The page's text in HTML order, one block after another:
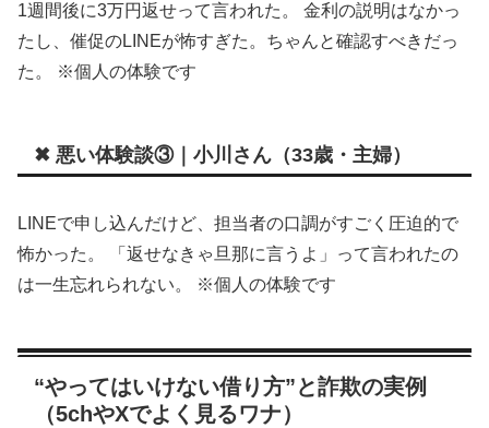
1週間後に3万円返せって言われた。 金利の説明はなかっ
たし、催促のLINEが怖すぎた。ちゃんと確認すべきだっ
た。 ※個人の体験です
✖ 悪い体験談③｜小川さん（33歳・主婦）
LINEで申し込んだけど、担当者の口調がすごく圧迫的で
怖かった。 「返せなきゃ旦那に言うよ」って言われたの
は一生忘れられない。 ※個人の体験です
“やってはいけない借り方”と詐欺の実例
（5chやXでよく見るワナ）